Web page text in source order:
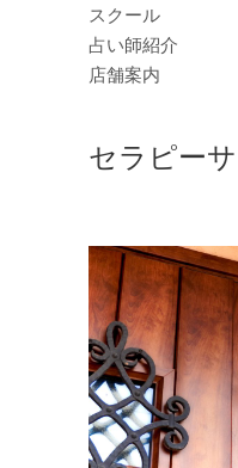
スクール
占い師紹介
店舗案内
セラピー